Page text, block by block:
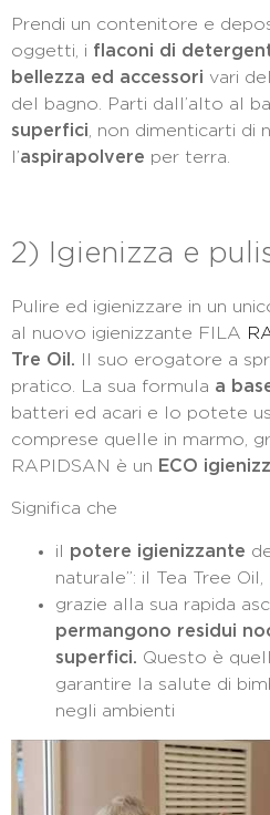
Prendi un contenitore e
oggetti, i flaconi di
bellezza ed accessori vari
del bagno. Parti dall’alto al
superfici , non dimenticarti di
l’aspirapolvere per terra.
2) Igienizza e
Pulire ed igienizzare in un
al nuovo igienizzante FILA
Tre Oil. Il suo erogatore a
pratico. La sua formula a
batteri ed acari e lo potete
comprese quelle in marmo,
RAPIDSAN è un ECO
Significa che
il potere igienizzante
naturale”: il Tea Tree Oil,
grazie alla sua rapida
permangono residui
superfici. Questo è
garantire la salute di
negli ambienti